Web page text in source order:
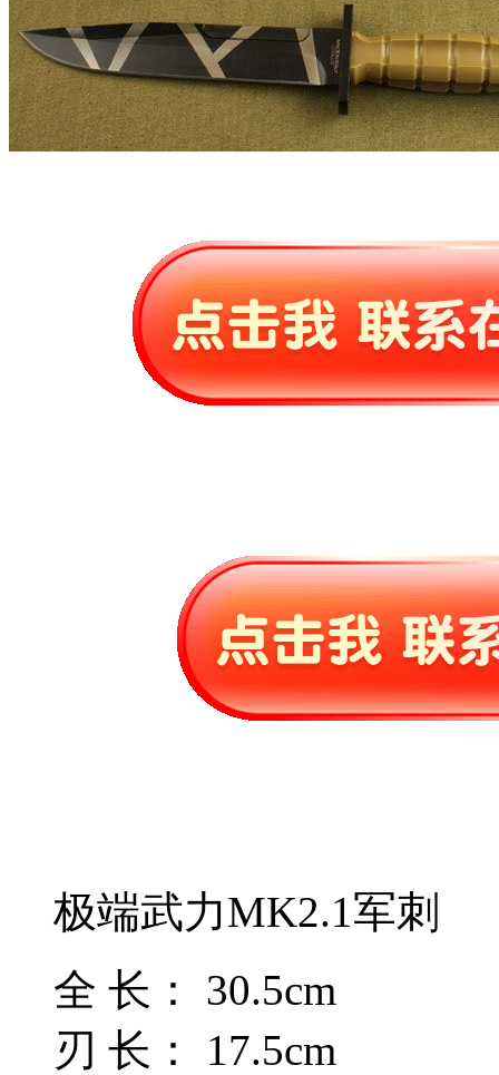
极端武力MK2.1军刺
全 长： 30.5cm
刃 长： 17.5cm